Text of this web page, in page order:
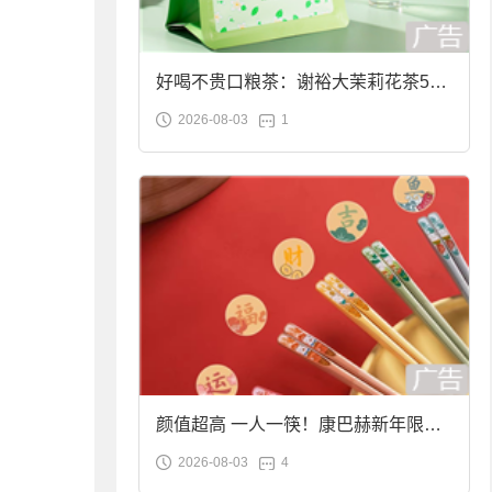
好喝不贵口粮茶：谢裕大茉莉花茶50g
袋装9.9元到手
2026-08-03 1
颜值超高 一人一筷！康巴赫新年限定
合金筷子大促：19.9元
2026-08-03 4